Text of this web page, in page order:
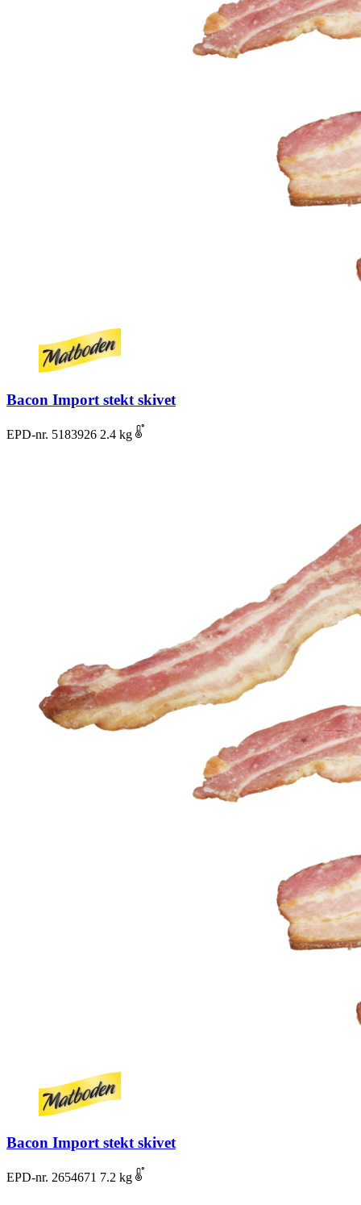
Bacon Import stekt skivet
EPD-nr. 5183926 2.4 kg
Bacon Import stekt skivet
EPD-nr. 2654671 7.2 kg